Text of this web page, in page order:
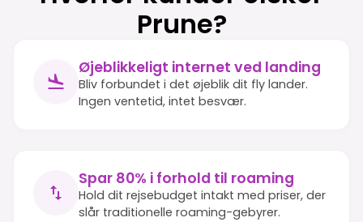
Prune?
Øjeblikkeligt internet ved landing
Bliv forbundet i det øjeblik dit fly lander.
Ingen ventetid, intet besvær.
Spar 80% i forhold til roaming
Hold dit rejsebudget intakt med priser, der
slår traditionelle roaming-gebyrer.